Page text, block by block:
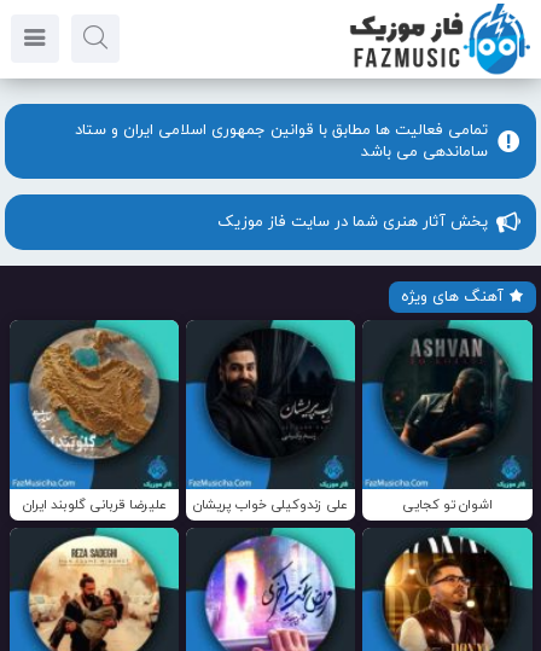
تمامی فعالیت ها مطابق با قوانین جمهوری اسلامی ایران و ستاد
ساماندهی می باشد
پخش آثار هنری شما در سایت فاز موزیک
آهنگ های ویژه
اشوان تو کجایی علی زندوکیلی خواب پریشان علیرضا قربانی گلوبند ایران